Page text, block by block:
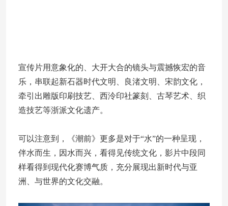
宣传片用意象化的、大开大合的镜头与震撼恢宏的音
乐，串联起新石器时代文明、良渚文明、宋韵文化，
牵引出雕版印刷技艺、西泠印社篆刻、古琴艺术、织
造技艺等浙派文化遗产。
可以注意到，《潮前》更多是对于“水”的一种呈现，
伴水而生，因水而兴，看得见传统文化，影片中段同
样看得到现代化赛博气质，充分展现出新时代与亚
洲、与世界的文化交融。